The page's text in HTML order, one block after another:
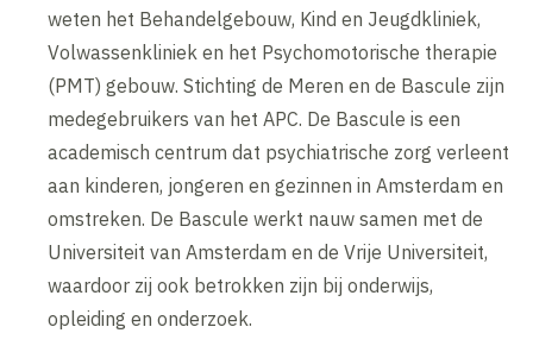
weten het Behandelgebouw, Kind en Jeugdkliniek,
Volwassenkliniek en het Psychomotorische therapie
(PMT) gebouw. Stichting de Meren en de Bascule zijn
medegebruikers van het APC. De Bascule is een
academisch centrum dat psychiatrische zorg verleent
aan kinderen, jongeren en gezinnen in Amsterdam en
omstreken. De Bascule werkt nauw samen met de
Universiteit van Amsterdam en de Vrije Universiteit,
waardoor zij ook betrokken zijn bij onderwijs,
opleiding en onderzoek.